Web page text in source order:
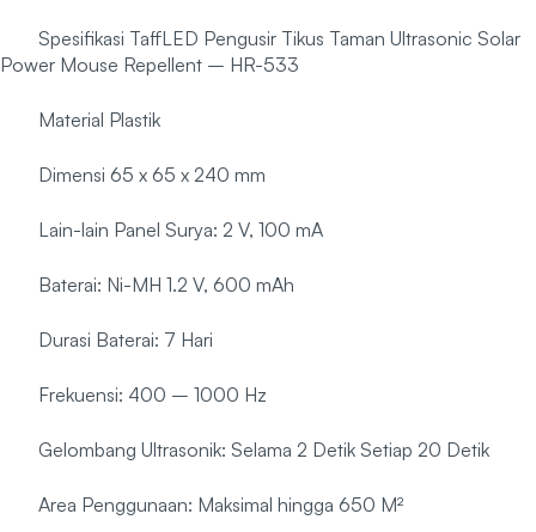
Spesifikasi TaffLED Pengusir Tikus Taman Ultrasonic Solar
Power Mouse Repellent – HR-533
Material Plastik
Dimensi 65 x 65 x 240 mm
Lain-lain Panel Surya: 2 V, 100 mA
Baterai: Ni-MH 1.2 V, 600 mAh
Durasi Baterai: 7 Hari
Frekuensi: 400 – 1000 Hz
Gelombang Ultrasonik: Selama 2 Detik Setiap 20 Detik
Area Penggunaan: Maksimal hingga 650 M²